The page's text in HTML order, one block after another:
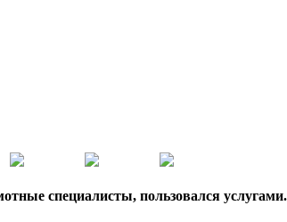
специалисты, пользовался